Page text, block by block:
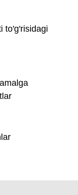
to'g'risidagi